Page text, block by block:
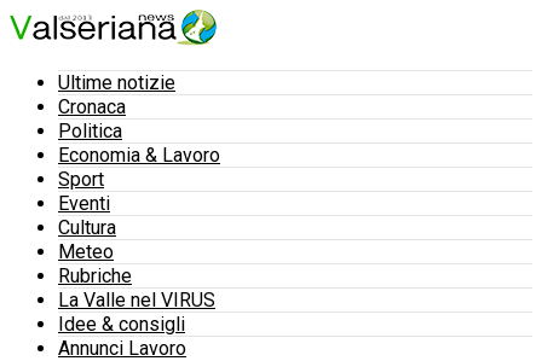
Ultime notizie
Cronaca
Politica
Economia & Lavoro
Sport
Eventi
Cultura
Meteo
Rubriche
La Valle nel VIRUS
Idee & consigli
Annunci Lavoro